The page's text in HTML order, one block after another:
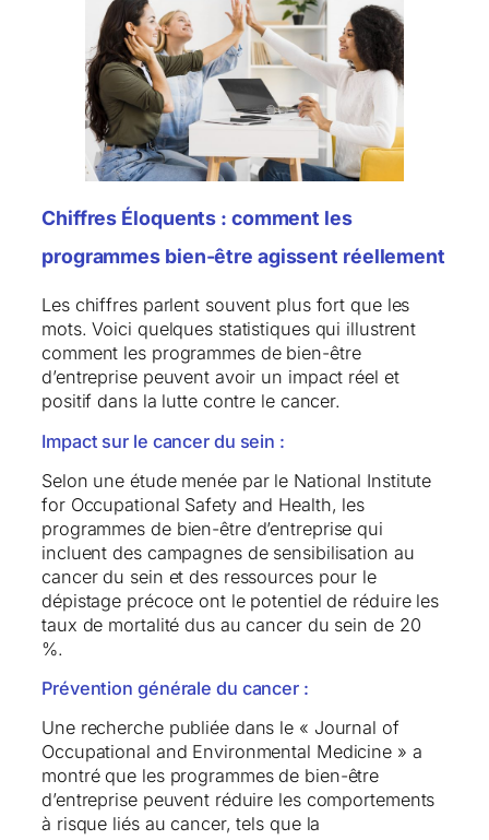
Chiffres Éloquents : comment les
programmes bien-être agissent réellement
Les chiffres parlent souvent plus fort que les
mots. Voici quelques statistiques qui illustrent
comment les programmes de bien-être
d’entreprise peuvent avoir un impact réel et
positif dans la lutte contre le cancer.
Impact sur le cancer du sein :
Selon une étude menée par le National Institute
for Occupational Safety and Health, les
programmes de bien-être d’entreprise qui
incluent des campagnes de sensibilisation au
cancer du sein et des ressources pour le
dépistage précoce ont le potentiel de réduire les
taux de mortalité dus au cancer du sein de 20
%.
Prévention générale du cancer :
Une recherche publiée dans le « Journal of
Occupational and Environmental Medicine » a
montré que les programmes de bien-être
d’entreprise peuvent réduire les comportements
à risque liés au cancer, tels que la